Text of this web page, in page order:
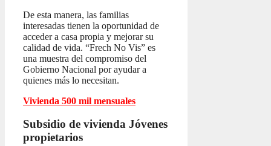
De esta manera, las familias
interesadas tienen la oportunidad de
acceder a casa propia y mejorar su
calidad de vida. “Frech No Vis” es
una muestra del compromiso del
Gobierno Nacional por ayudar a
quienes más lo necesitan.
Vivienda 500 mil mensuales
Subsidio de vivienda Jóvenes
propietarios